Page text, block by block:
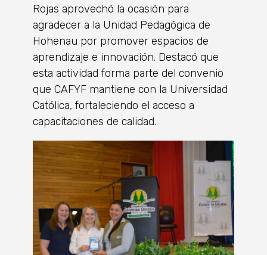
Rojas aprovechó la ocasión para
agradecer a la Unidad Pedagógica de
Hohenau por promover espacios de
aprendizaje e innovación. Destacó que
esta actividad forma parte del convenio
que CAFYF mantiene con la Universidad
Católica, fortaleciendo el acceso a
capacitaciones de calidad.